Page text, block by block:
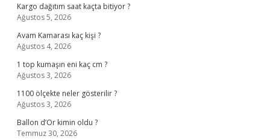
Kargo dağıtım saat kaçta bitiyor ?
Ağustos 5, 2026
Avam Kamarası kaç kişi ?
Ağustos 4, 2026
1 top kumaşın eni kaç cm ?
Ağustos 3, 2026
1100 ölçekte neler gösterilir ?
Ağustos 3, 2026
Ballon d’Or kimin oldu ?
Temmuz 30, 2026